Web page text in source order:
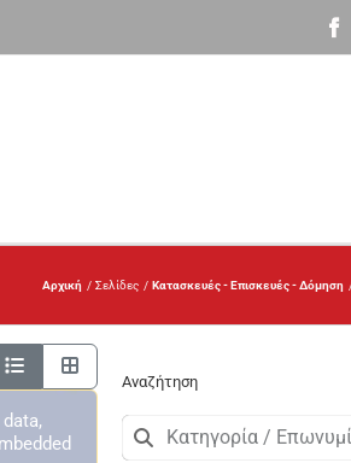
Αρχική Σελίδες Κατασκευές - Επισκευές - Δόμηση
Αναζήτηση